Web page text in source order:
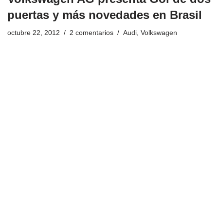
puertas y más novedades en Brasil
octubre 22, 2012 2 comentarios Audi, Volkswagen